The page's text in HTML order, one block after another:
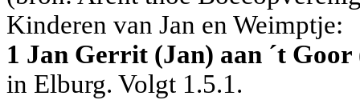
Kinderen van Jan en Weimptje:
1 Jan Gerrit (Jan) aan ´t
in Elburg. Volgt 1.5.1.